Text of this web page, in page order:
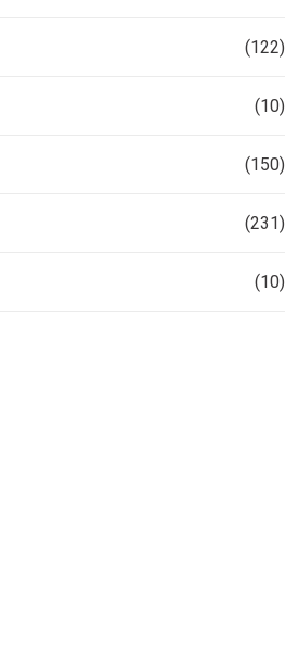
(122)
(10)
(150)
(231)
(10)